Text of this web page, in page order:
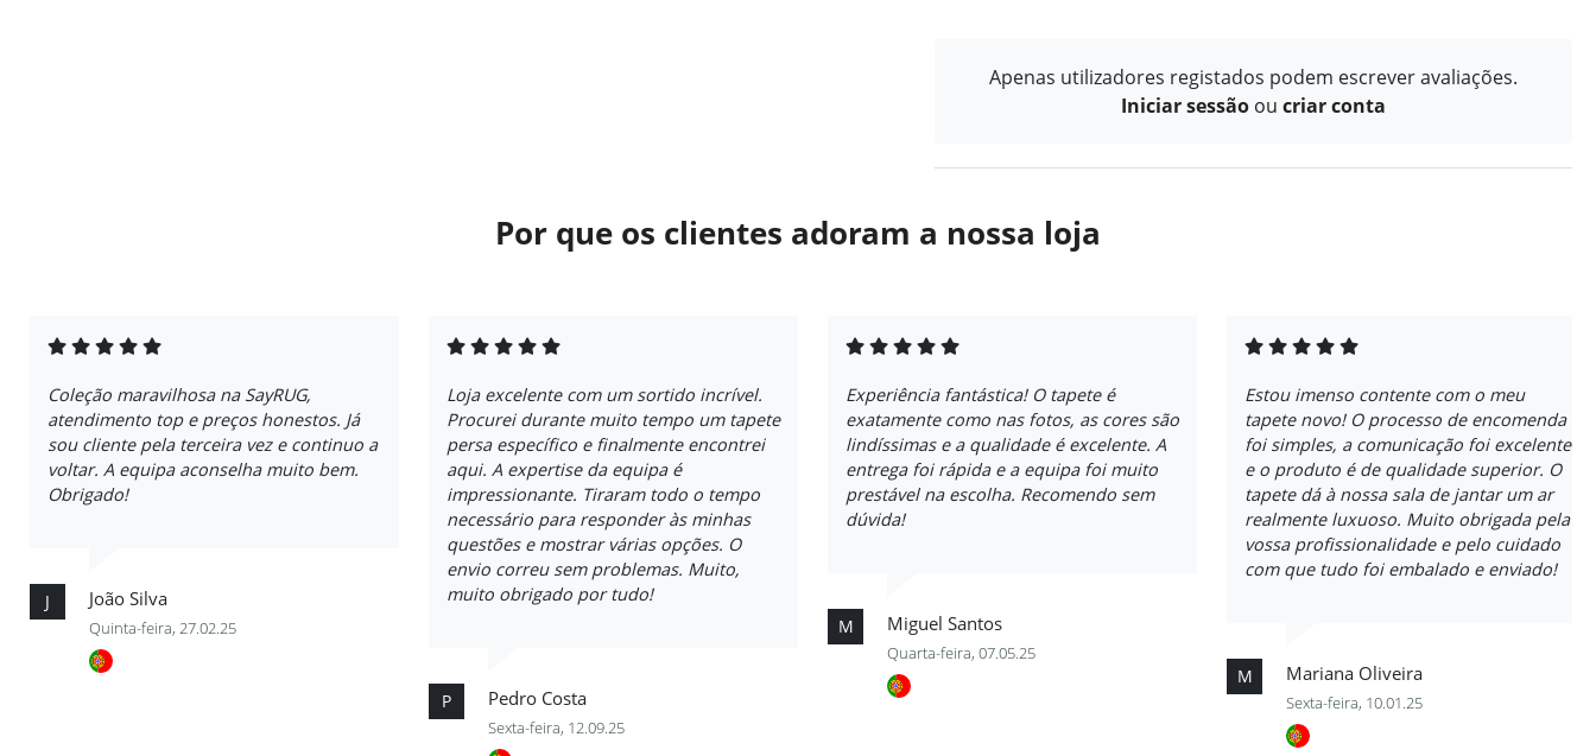
Apenas utilizadores registados podem escrever avaliações.
Iniciar sessão ou criar conta
Por que os clientes adoram a nossa loja
Coleção maravilhosa na SayRUG,
atendimento top e preços honestos. Já
sou cliente pela terceira vez e continuo a
voltar. A equipa aconselha muito bem.
Obrigado!
J João Silva
Quinta-feira, 27.02.25
Loja excelente com um sortido incrível.
Procurei durante muito tempo um tapete
persa específico e finalmente encontrei
aqui. A expertise da equipa é
impressionante. Tiraram todo o tempo
necessário para responder às minhas
questões e mostrar várias opções. O
envio correu sem problemas. Muito,
muito obrigado por tudo!
P Pedro Costa
Sexta-feira, 12.09.25
Experiência fantástica! O tapete é
exatamente como nas fotos, as cores são
lindíssimas e a qualidade é excelente. A
entrega foi rápida e a equipa foi muito
prestável na escolha. Recomendo sem
dúvida!
M Miguel Santos
Quarta-feira, 07.05.25
Estou imenso contente com o meu
tapete novo! O processo de encomenda
foi simples, a comunicação foi excelente
e o produto é de qualidade superior. O
tapete dá à nossa sala de jantar um ar
realmente luxuoso. Muito obrigada pela
vossa profissionalidade e pelo cuidado
com que tudo foi embalado e enviado!
M Mariana Oliveira
Sexta-feira, 10.01.25